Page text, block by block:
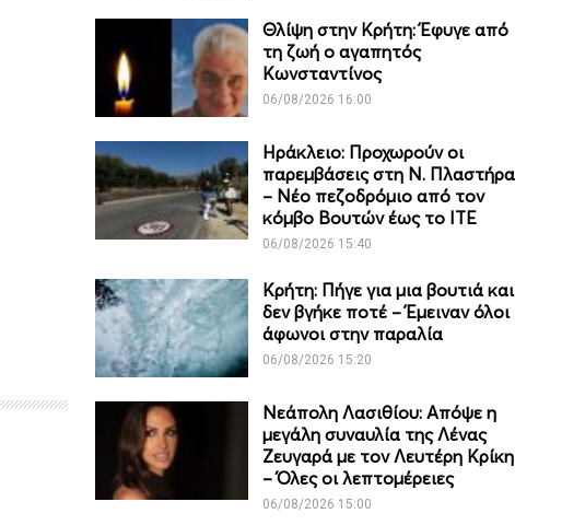
Θλίψη στην Κρήτη: Έφυγε από
τη ζωή ο αγαπητός
Κωνσταντίνος
06/08/2026 16:00
Ηράκλειο: Προχωρούν οι
παρεμβάσεις στη Ν. Πλαστήρα
– Νέο πεζοδρόμιο από τον
κόμβο Βουτών έως το ΙΤΕ
06/08/2026 15:40
Κρήτη: Πήγε για μια βουτιά και
δεν βγήκε ποτέ – Έμειναν όλοι
άφωνοι στην παραλία
06/08/2026 15:20
Νεάπολη Λασιθίου: Απόψε η
μεγάλη συναυλία της Λένας
Ζευγαρά με τον Λευτέρη Κρίκη
– Όλες οι λεπτομέρειες
06/08/2026 15:00